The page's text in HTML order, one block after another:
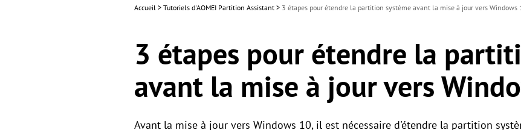
Accueil > Tutoriels d'AOMEI Partition Assistant > 3 étapes pour étendre la partition système avant la mise à jour vers Windows
3 étapes pour étendre la
avant la mise à jour vers
Avant la mise à jour vers Windows 10, il est nécessaire d'étendre la partition